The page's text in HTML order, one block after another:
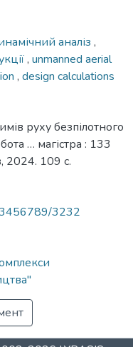
аналіз ,
, unmanned aerial
, design calculations
руху безпілотного
… магістра : 133
2024. 109 с.
3232